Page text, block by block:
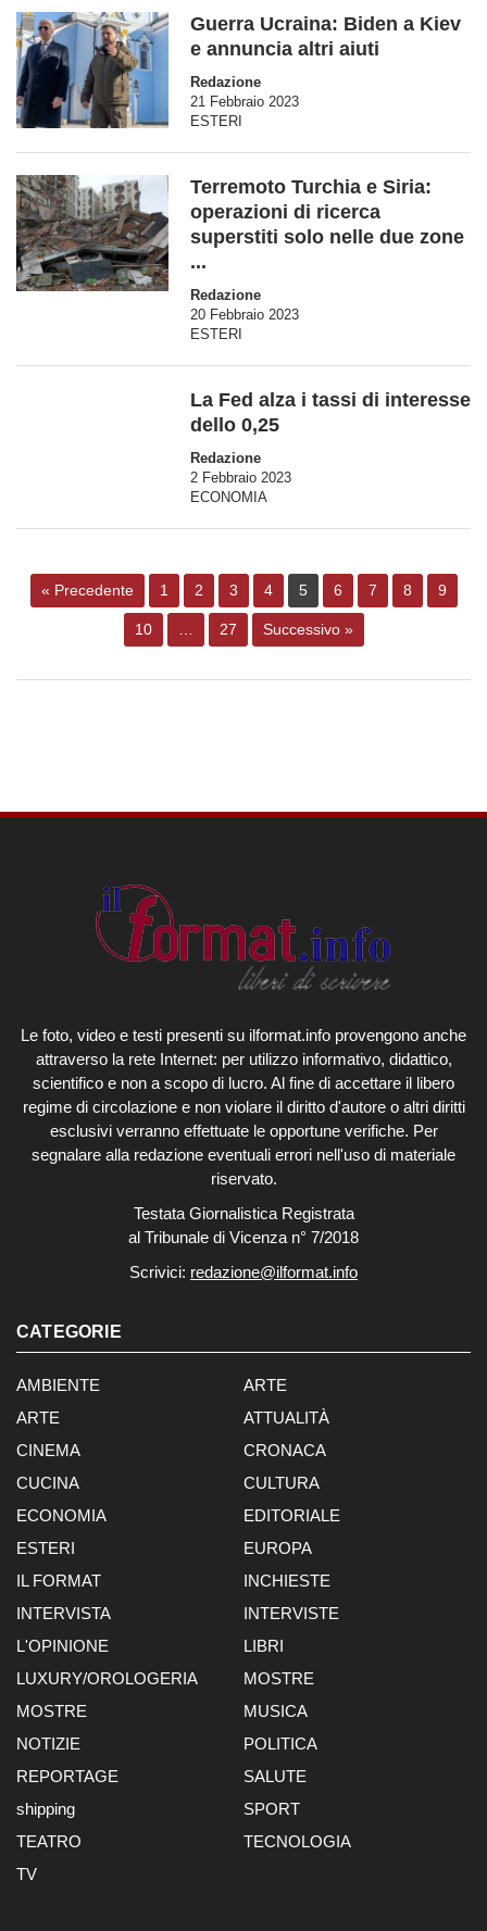
Guerra Ucraina: Biden a Kiev
e annuncia altri aiuti
Redazione
21 Febbraio 2023
ESTERI
Terremoto Turchia e Siria:
operazioni di ricerca
superstiti solo nelle due zone
...
Redazione
20 Febbraio 2023
ESTERI
La Fed alza i tassi di interesse
dello 0,25
Redazione
2 Febbraio 2023
ECONOMIA
« Precedente 1 2 3 4 5 6 7 8 9
10 27 Successivo »
Le foto, video e testi presenti su ilformat.info provengono anche
attraverso la rete Internet: per utilizzo informativo, didattico,
scientifico e non a scopo di lucro. Al fine di accettare il libero
regime di circolazione e non violare il diritto d'autore o altri diritti
esclusivi verranno effettuate le opportune verifiche. Per
segnalare alla redazione eventuali errori nell'uso di materiale
riservato.
Testata Giornalistica Registrata
al Tribunale di Vicenza n° 7/2018
Scrivici: redazione@ilformat.info
CATEGORIE
AMBIENTE
ARTE
ARTE
ATTUALITÀ
CINEMA
CRONACA
CUCINA
CULTURA
ECONOMIA
EDITORIALE
ESTERI
EUROPA
IL FORMAT
INCHIESTE
INTERVISTA
INTERVISTE
L'OPINIONE
LIBRI
LUXURY/OROLOGERIA
MOSTRE
MOSTRE
MUSICA
NOTIZIE
POLITICA
REPORTAGE
SALUTE
shipping
SPORT
TEATRO
TECNOLOGIA
TV